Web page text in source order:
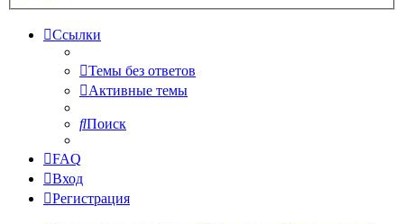
Ссылки
Темы без ответов
Активные темы
Поиск
FAQ
Вход
Регистрация